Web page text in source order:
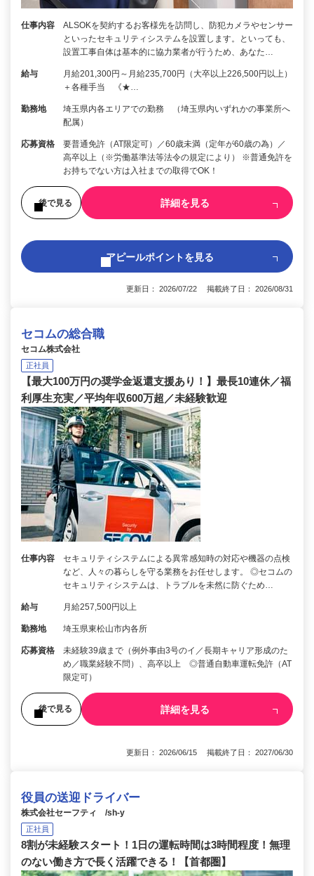
仕事内容
ALSOKを契約するお客様先を訪問し、防犯カメラやセンサー
といったセキュリティシステムを設置します。といっても、
設置工事自体は基本的に協力業者が行うため、あなた…
給与
月給201,300円～月給235,700円（大卒以上226,500円以上）
＋各種手当 《★…
勤務地
埼玉県内各エリアでの勤務 （埼玉県内いずれかの事業所へ
配属）
応募資格
要普通免許（AT限定可）／60歳未満（定年が60歳の為）／
高卒以上（※労働基準法等法令の規定により） ※普通免許を
お持ちでない方は入社までの取得でOK！
後で見る 詳細を見る
アピールポイントを見る
更新日： 2026/07/22 掲載終了日： 2026/08/31
セコムの総合職
セコム株式会社
正社員
【最大100万円の奨学金返還支援あり！】最長10連休／福
利厚生充実／平均年収600万超／未経験歓迎
仕事内容
セキュリティシステムによる異常感知時の対応や機器の点検
など、人々の暮らしを守る業務をお任せします。 ◎セコムの
セキュリティシステムは、トラブルを未然に防ぐため…
給与 月給257,500円以上
勤務地 埼玉県東松山市内各所
応募資格
未経験39歳まで（例外事由3号のイ／長期キャリア形成のた
め／職業経験不問）、高卒以上 ◎普通自動車運転免許（AT
限定可）
後で見る 詳細を見る
更新日： 2026/06/15 掲載終了日： 2027/06/30
役員の送迎ドライバー
株式会社セーフティ /sh-y
正社員
8割が未経験スタート！1日の運転時間は3時間程度！無理
のない働き方で長く活躍できる！【首都圏】